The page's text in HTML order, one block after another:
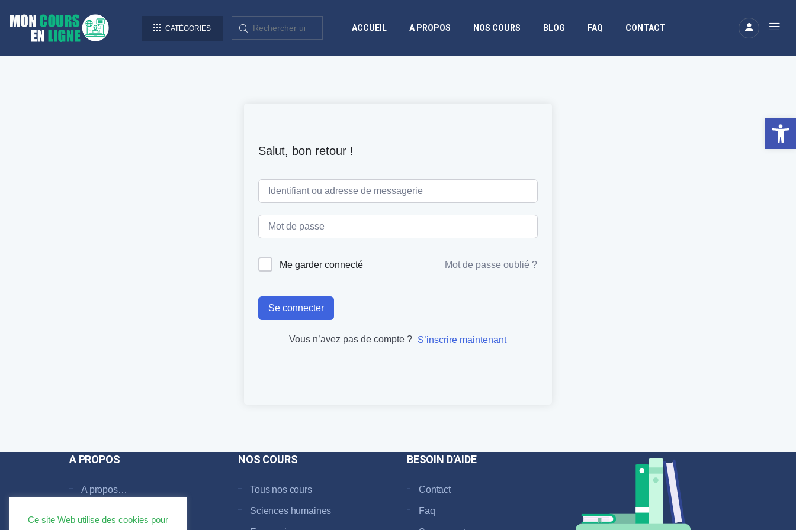
CATÉGORIES ACCUEIL A PROPOS NOS COURS BLOG FAQ CONTACT
Salut, bon retour !
Me garder connecté Mot de passe oublié ?
Se connecter
Vous n’avez pas de compte ? S’inscrire maintenant
A PROPOS
A propos…
NOS COURS
Tous nos cours
Sciences humaines
BESOIN D’AIDE
Contact
Faq
Ce site Web utilise des cookies pour